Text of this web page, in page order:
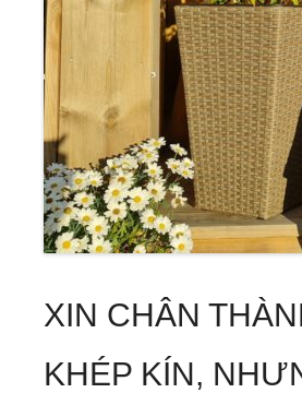
XIN CHÂN
KHÉP KÍN,